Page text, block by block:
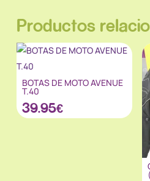
Productos
BOTAS DE MOTO AVENUE
T.40
39.95€